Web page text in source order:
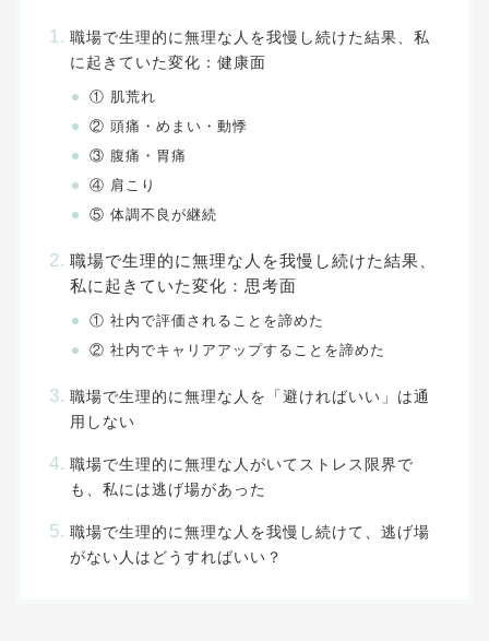
職場で生理的に無理な人を我慢し続けた結果、私
に起きていた変化：健康面
① 肌荒れ
② 頭痛・めまい・動悸
③ 腹痛・胃痛
④ 肩こり
⑤ 体調不良が継続
職場で生理的に無理な人を我慢し続けた結果、
私に起きていた変化：思考面
① 社内で評価されることを諦めた
② 社内でキャリアアップすることを諦めた
職場で生理的に無理な人を「避ければいい」は通
用しない
職場で生理的に無理な人がいてストレス限界で
も、私には逃げ場があった
職場で生理的に無理な人を我慢し続けて、逃げ場
がない人はどうすればいい？